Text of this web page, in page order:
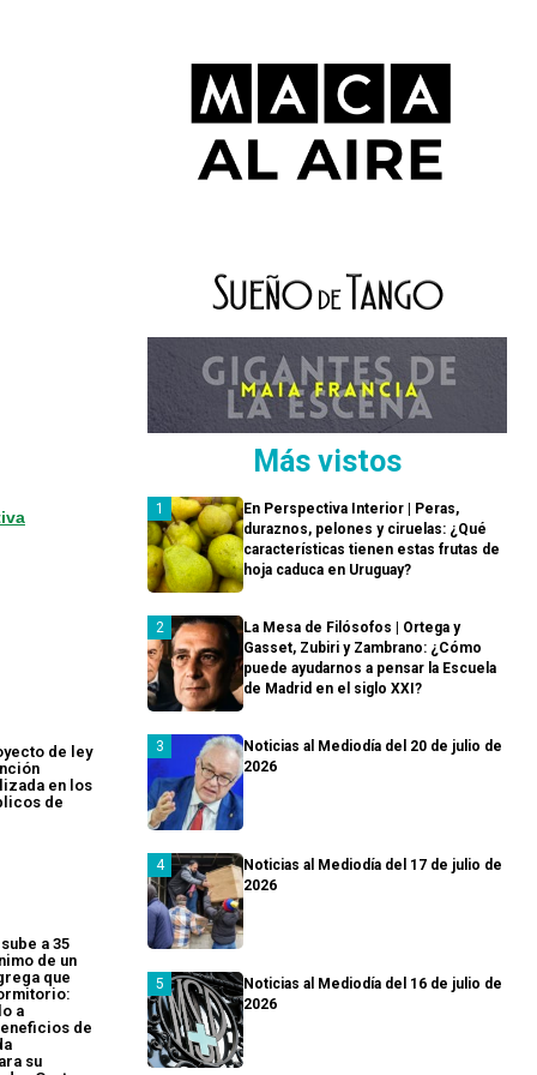
de ley
en los
de
a 35
de un
que
a
de
su
Más vistos
En Perspectiva Interior | Peras,
duraznos, pelones y ciruelas: ¿Qué
características tienen estas frutas de
hoja caduca en Uruguay?
La Mesa de Filósofos | Ortega y
Gasset, Zubiri y Zambrano: ¿Cómo
puede ayudarnos a pensar la Escuela
de Madrid en el siglo XXI?
Noticias al Mediodía del 20 de julio de
2026
Noticias al Mediodía del 17 de julio de
2026
Noticias al Mediodía del 16 de julio de
2026